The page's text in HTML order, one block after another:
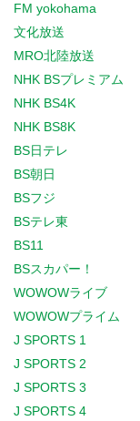
FM yokohama
文化放送
MRO北陸放送
NHK BSプレミアム
NHK BS4K
NHK BS8K
BS日テレ
BS朝日
BSフジ
BSテレ東
BS11
BSスカパー！
WOWOWライブ
WOWOWプライム
J SPORTS 1
J SPORTS 2
J SPORTS 3
J SPORTS 4